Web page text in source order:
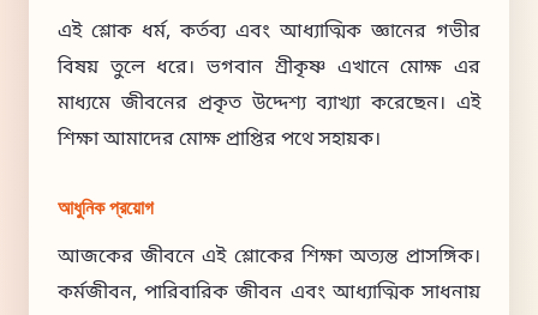
এই শ্লোক ধর্ম, কর্তব্য এবং আধ্যাত্মিক জ্ঞানের গভীর
বিষয় তুলে ধরে। ভগবান শ্রীকৃষ্ণ এখানে মোক্ষ এর
মাধ্যমে জীবনের প্রকৃত উদ্দেশ্য ব্যাখ্যা করেছেন। এই
শিক্ষা আমাদের মোক্ষ প্রাপ্তির পথে সহায়ক।
আধুনিক প্রয়োগ
আজকের জীবনে এই শ্লোকের শিক্ষা অত্যন্ত প্রাসঙ্গিক।
কর্মজীবন, পারিবারিক জীবন এবং আধ্যাত্মিক সাধনায়